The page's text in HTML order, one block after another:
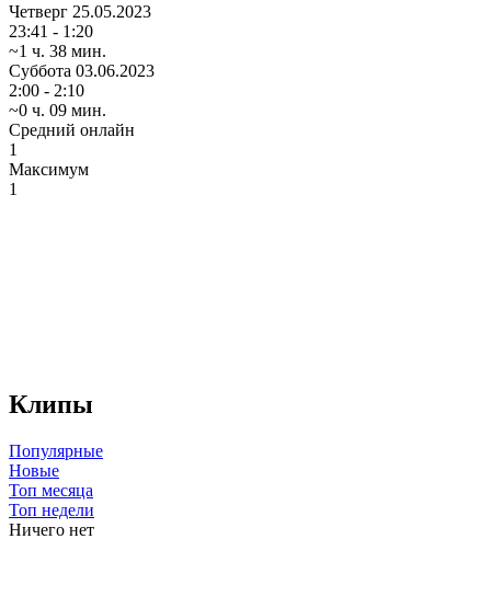
Четверг 25.05.2023
23:41 - 1:20
~1 ч. 38 мин.
Суббота 03.06.2023
2:00 - 2:10
~0 ч. 09 мин.
Средний онлайн
1
Максимум
1
Клипы
Популярные
Новые
Топ месяца
Топ недели
Ничего нет